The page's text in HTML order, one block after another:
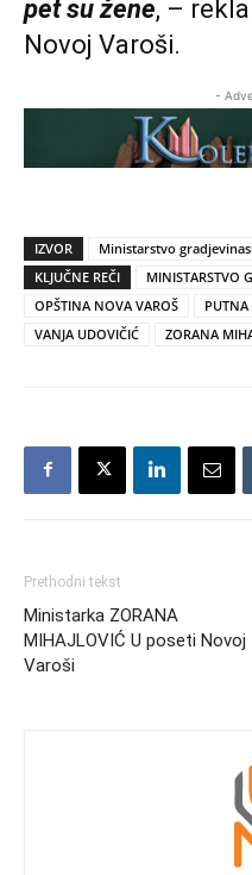
pet su žene, –
Novoj Varoši.
-
IZVOR
Ministarstvo
KLJUČNE REČI
MINISTARSTVO
OPŠTINA NOVA VAROŠ
PUTNA
VANJA UDOVIČIĆ
ZORANA
Prethodni tekst
Ministarka ZORANA
MIHAJLOVIĆ U poseti Novoj
Varoši